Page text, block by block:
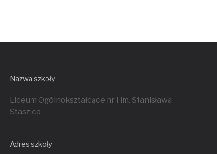
Nazwa szkoły
Liceum Ogólnokształcące nr I im. Stanisława
Staszica
Adres szkoły